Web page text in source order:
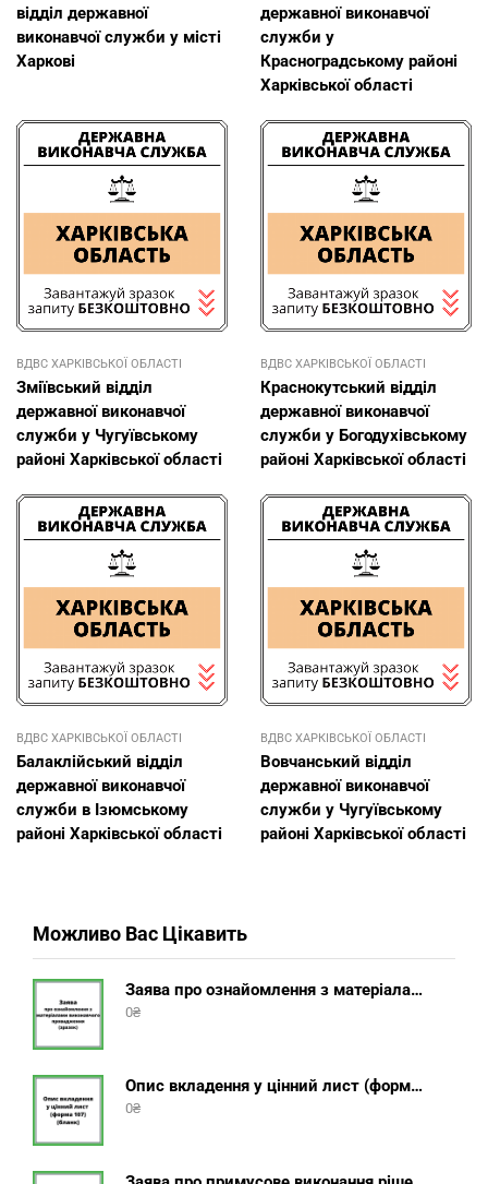
відділ державної
виконавчої служби у місті
Харкові
державної виконавчої
служби у
Красноградському районі
Харківської області
ВДВС ХАРКІВСЬКОЇ ОБЛАСТІ
Зміївський відділ
державної виконавчої
служби у Чугуївському
районі Харківської області
ВДВС ХАРКІВСЬКОЇ ОБЛАСТІ
Краснокутський відділ
державної виконавчої
служби у Богодухівському
районі Харківської області
ВДВС ХАРКІВСЬКОЇ ОБЛАСТІ
Балаклійський відділ
державної виконавчої
служби в Ізюмському
районі Харківської області
ВДВС ХАРКІВСЬКОЇ ОБЛАСТІ
Вовчанський відділ
державної виконавчої
служби у Чугуївському
районі Харківської області
Можливо Вас Цікавить
Заява про ознайомлення з матеріалами виконавчого провадження (зразок, шаблон 2025 року)
0₴
Опис вкладення у цінний лист (форма 107) + інструкція відправлення цінного листа з описом вкладення
0₴